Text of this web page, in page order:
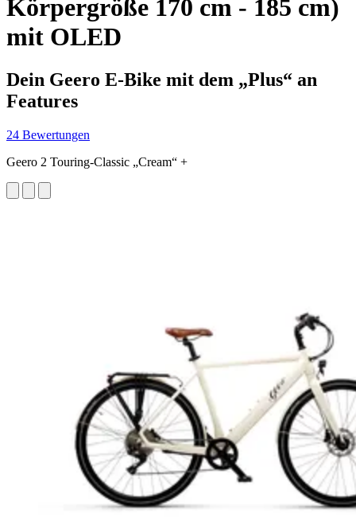
Körpergröße 170 cm - 185 cm)
mit OLED
Dein Geero E-Bike mit dem „Plus“ an
Features
24 Bewertungen
Geero 2 Touring-Classic „Cream“ +